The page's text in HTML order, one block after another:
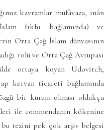
kavramlar mufâvaza, inân
fıkhı bağlamında) ve
Orta Çağ İslam dünyasının
rolü ve Orta Çağ Avrupası
ortaya koyan Udovitch,
kervan ticareti bağlamında
bir kurum olması oldukça
ile commendanın kökenine
tezini pek çok arşiv belgesi